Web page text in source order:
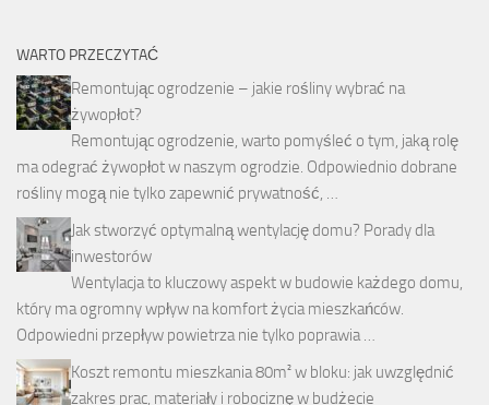
WARTO PRZECZYTAĆ
Remontując ogrodzenie – jakie rośliny wybrać na
żywopłot?
Remontując ogrodzenie, warto pomyśleć o tym, jaką rolę
ma odegrać żywopłot w naszym ogrodzie. Odpowiednio dobrane
rośliny mogą nie tylko zapewnić prywatność, …
Jak stworzyć optymalną wentylację domu? Porady dla
inwestorów
Wentylacja to kluczowy aspekt w budowie każdego domu,
który ma ogromny wpływ na komfort życia mieszkańców.
Odpowiedni przepływ powietrza nie tylko poprawia …
Koszt remontu mieszkania 80m² w bloku: jak uwzględnić
zakres prac, materiały i robociznę w budżecie